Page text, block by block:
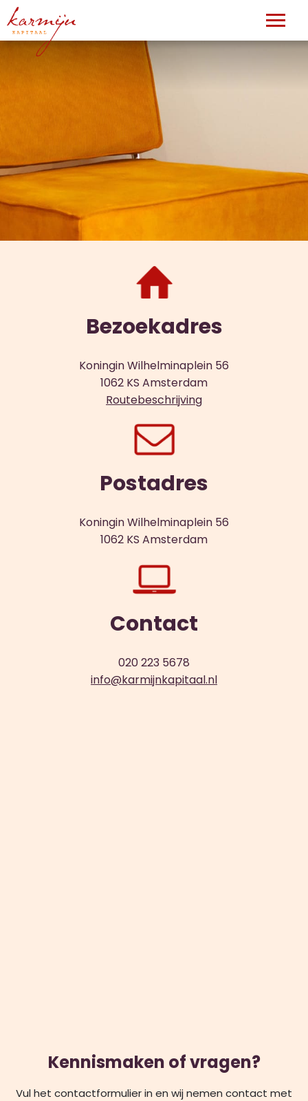
Bezoekadres
Koningin Wilhelminaplein 56
1062 KS Amsterdam
Routebeschrijving
Postadres
Koningin Wilhelminaplein 56
1062 KS Amsterdam
Contact
020 223 5678
info@karmijnkapitaal.nl
Kennismaken of vragen?
Vul het contactformulier in en wij nemen contact met